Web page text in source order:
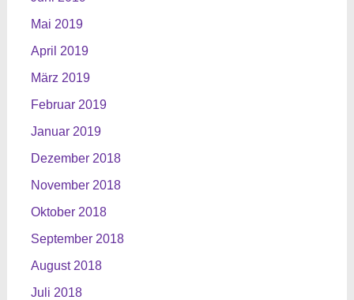
Mai 2019
April 2019
März 2019
Februar 2019
Januar 2019
Dezember 2018
November 2018
Oktober 2018
September 2018
August 2018
Juli 2018